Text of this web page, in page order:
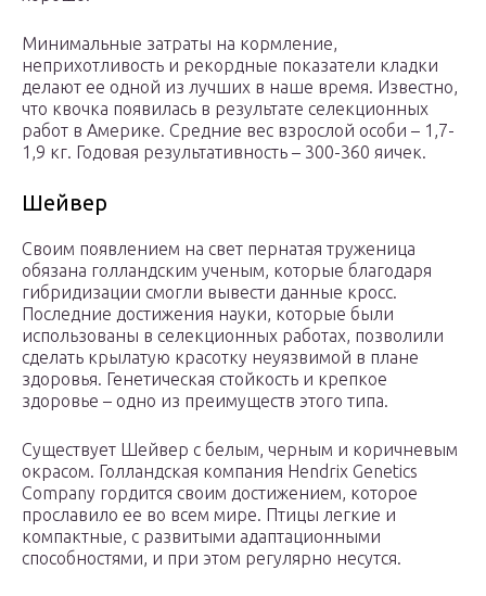
Минимальные затраты на кормление,
неприхотливость и рекордные показатели кладки
делают ее одной из лучших в наше время. Известно,
что квочка появилась в результате селекционных
работ в Америке. Средние вес взрослой особи – 1,7-
1,9 кг. Годовая результативность – 300-360 яичек.
Шейвер
Своим появлением на свет пернатая труженица
обязана голландским ученым, которые благодаря
гибридизации смогли вывести данные кросс.
Последние достижения науки, которые были
использованы в селекционных работах, позволили
сделать крылатую красотку неуязвимой в плане
здоровья. Генетическая стойкость и крепкое
здоровье – одно из преимуществ этого типа.
Существует Шейвер с белым, черным и коричневым
окрасом. Голландская компания Hendrix Genetics
Company гордится своим достижением, которое
прославило ее во всем мире. Птицы легкие и
компактные, с развитыми адаптационными
способностями, и при этом регулярно несутся.